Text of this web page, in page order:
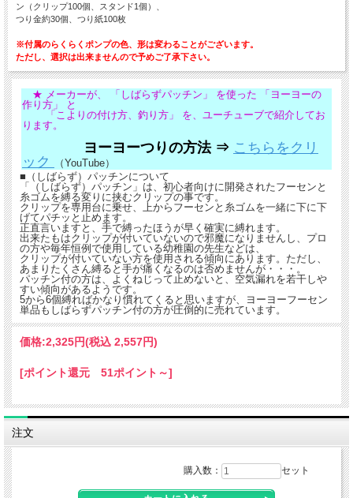
ン（クリップ100個、スタンド1個）、
つり金約30個、つり紙100枚
※付属のらくらくポンプの色、形は変わることがございます。
ただし、選択は出来ませんので予めご了承下さい。
★ メーカーが、 「しばらずパッチン」 を使った 「ヨーヨーの
作り方」 と
「こよりの付け方、釣り方」 を、ユーチューブで紹介してお
ります。
ヨーヨーつりの方法 ⇒ こちらをクリ
ック
（YouTube）
■（しばらず）パッチンについて
「（しばらず）パッチン」は、初心者向けに開発されたフーセンと
糸ゴムを縛る変りに挟むクリップの事です。
クリップを専用台に乗せ、上からフーセンと糸ゴムを一緒に下に下
げてパチッと止めます。
正直言いますと、手で縛ったほうが早く確実に縛れます。
出来たもはクリップが付いていないので邪魔になりませんし、プロ
の方や毎年恒例で使用している幼稚園の先生などは、
クリップが付いていない方を使用される傾向にあります。ただし、
あまりたくさん縛ると手が痛くなるのは否めませんが・・・。
パッチン付の方は、よくねじって止めないと、空気漏れを若干しや
すい傾向があるようです。
5から6個縛ればかなり慣れてくると思いますが、ヨーヨーフーセン
単品もしばらずパッチン付の方が圧倒的に売れています。
価格:2,325円(税込 2,557円)
[ポイント還元 51ポイント～]
注文
購入数： セット